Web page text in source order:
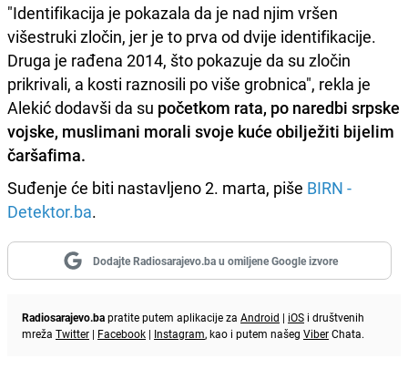
"Identifikacija je pokazala da je nad njim vršen
višestruki zločin, jer je to prva od dvije identifikacije.
Druga je rađena 2014, što pokazuje da su zločin
prikrivali, a kosti raznosili po više grobnica", rekla je
Alekić dodavši da su početkom rata, po naredbi srpske
vojske, muslimani morali svoje kuće obilježiti bijelim
čaršafima.
Suđenje će biti nastavljeno 2. marta, piše BIRN -
Detektor.ba.
Dodajte Radiosarajevo.ba u omiljene Google izvore
Radiosarajevo.bapratite putem aplikacije za Android | iOS i društvenih
mreža Twitter | Facebook | Instagram, kao i putem našeg ViberChata.